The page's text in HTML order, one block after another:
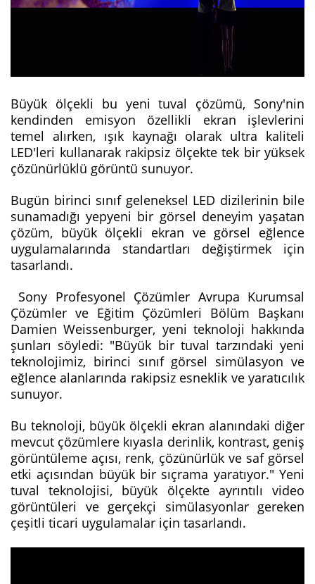
Büyük ölçekli bu yeni tuval çözümü, Sony'nin
kendinden emisyon özellikli ekran işlevlerini
temel alırken, ışık kaynağı olarak ultra kaliteli
LED'leri kullanarak rakipsiz ölçekte tek bir yüksek
çözünürlüklü görüntü sunuyor.
Bugün birinci sınıf geleneksel LED dizilerinin bile
sunamadığı yepyeni bir görsel deneyim yaşatan
çözüm, büyük ölçekli ekran ve görsel eğlence
uygulamalarında standartları değiştirmek için
tasarlandı.
Sony Profesyonel Çözümler Avrupa Kurumsal
Çözümler ve Eğitim Çözümleri Bölüm Başkanı
Damien Weissenburger, yeni teknoloji hakkında
şunları söyledi: "Büyük bir tuval tarzındaki yeni
teknolojimiz, birinci sınıf görsel simülasyon ve
eğlence alanlarında rakipsiz esneklik ve yaratıcılık
sunuyor.
Bu teknoloji, büyük ölçekli ekran alanındaki diğer
mevcut çözümlere kıyasla derinlik, kontrast, geniş
görüntüleme açısı, renk, çözünürlük ve saf görsel
etki açısından büyük bir sıçrama yaratıyor." Yeni
tuval teknolojisi, büyük ölçekte ayrıntılı video
görüntüleri ve gerçekçi simülasyonlar gereken
çeşitli ticari uygulamalar için tasarlandı.